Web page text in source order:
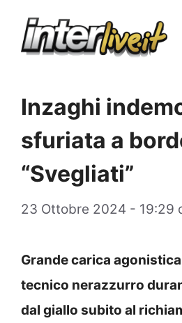
Inzaghi
sfuriata a
“Svegliati”
23 Ottobre 2024 - 19:29
Grande carica
tecnico nerazzurro
dal giallo subito al